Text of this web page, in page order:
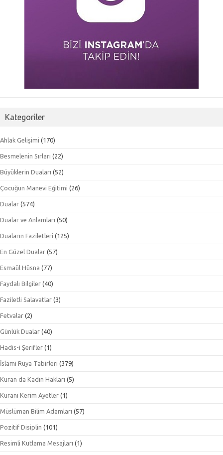
Kategoriler
Ahlak Gelişimi (170)
Besmelenin Sırları (22)
Büyüklerin Duaları (52)
Çocuğun Manevi Eğitimi (26)
Dualar (574)
Dualar ve Anlamları (50)
Duaların Faziletleri (125)
En Güzel Dualar (57)
Esmaül Hüsna (77)
Faydalı Bilgiler (40)
Faziletli Salavatlar (3)
Fetvalar (2)
Günlük Dualar (40)
Hadis-i Şerifler (1)
İslami Rüya Tabirleri (379)
Kuran da Kadın Hakları (5)
Kuranı Kerim Ayetler (1)
Müslüman Bilim Adamları (57)
Pozitif Disiplin (101)
Resimli Kutlama Mesajları (1)